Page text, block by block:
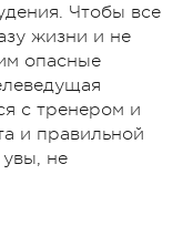
Чтобы все
жизни и не
опасные
с тренером и
и правильной
увы, не